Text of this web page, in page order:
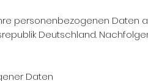
personenbezogenen Daten
Deutschland.
Daten